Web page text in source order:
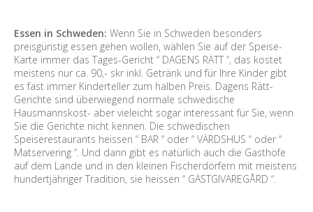
Essen in Schweden: Wenn Sie in Schweden besonders
preisgünstig essen gehen wollen, wählen Sie auf der Speise-
Karte immer das Tages-Gericht “ DAGENS RÄTT “, das kostet
meistens nur ca. 90,- skr inkl. Getränk und für Ihre Kinder gibt
es fast immer Kinderteller zum halben Preis. Dagens Rätt-
Gerichte sind überwiegend normale schwedische
Hausmannskost- aber vieleicht sogar interessant für Sie, wenn
Sie die Gerichte nicht kennen. Die schwedischen
Speiserestaurants heissen “ BAR “ oder “ VÄRDSHUS “ oder “
Matservering “. Und dann gibt es natürlich auch die Gasthöfe
auf dem Lande und in den kleinen Fischerdörfern mit meistens
hundertjähriger Tradition, sie heissen “ GÄSTGIVAREGÅRD “.